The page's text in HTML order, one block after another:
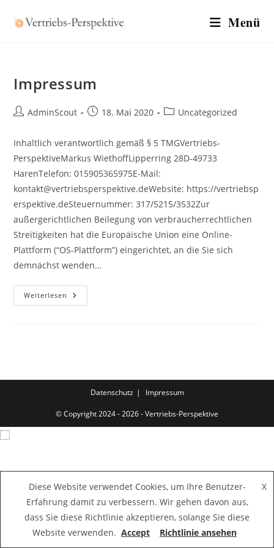
Inhalt
Menü
Impressum
Beitrags-
AdminScout
Beitrag18. Mai 2020
Beitrags-
Uncategorized
Inhaltlich verantwortlich gemäß § 5 TMGVertriebs-
PerspektiveMarkus WiethoffLipperring 28D-49733
HarenTelefon: 015905365975E-Mail:
kontakt@vertriebsperspektive.deWebsite: https://vertriebsp
erspektive.deSteuernummer: 317/5215/3532Zur
außergerichtlichen Beilegung von verbraucherrechtlichen
Streitigkeiten hat die Europäische Union eine Online-
Plattform (“OS-Plattform”) eingerichtet, an die Sie sich
demnächst wenden…
Weiterlesen Impressum
Datenschutz Impressum
© Copyright 2024 - 2026 - Vertriebs-Perspektive
Diese Website verwendet Cookies, um Ihre Benutzer-
Erfahrung damit zu verbessern. Wir gehen davon aus,
dass Sie diese Richtlinie akzeptieren, solange Sie diese
Website verwenden.
X
Accept Richtlinie ansehen